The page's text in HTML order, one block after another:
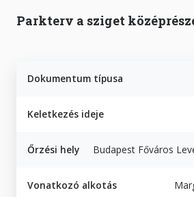
Parkterv a sziget
Dokumentum típusa
Keletkezés ideje
Őrzési hely Budapest Főváros
Vonatkozó alkotás